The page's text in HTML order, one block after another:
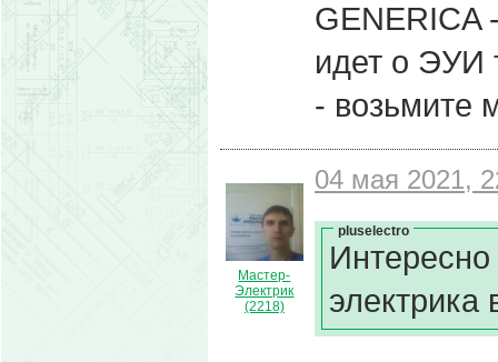
GENERICA
идет о ЭУИ
- возьмите
Мастер-
Электрик
(2218)
04 мая 2021,
pluselectro
Интересно
электрика